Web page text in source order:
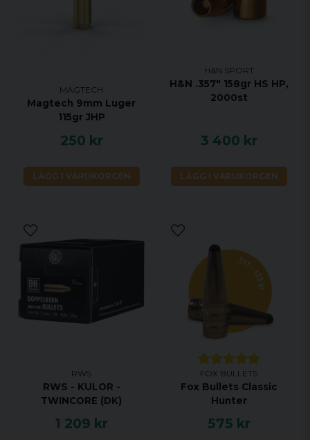
MAGTECH
Magtech 9mm Luger
115gr JHP
250 kr
LÄGG I VARUKORGEN
H&N SPORT
H&N .357" 158gr HS HP,
2000st
3 400 kr
LÄGG I VARUKORGEN
RWS
RWS - KULOR -
TWINCORE (DK)
1 209 kr
FOX BULLETS
Fox Bullets Classic
Hunter
575 kr